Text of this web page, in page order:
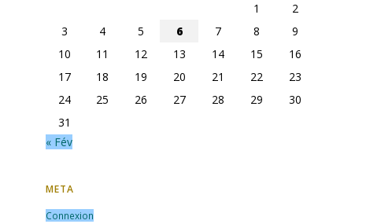
1
2
3
4 5 6 7 8
9
10
11 12 13 14 15
16
17
18 19 20 21 22
23
24
25 26 27 28 29
30
31
« Fév
META
Connexion